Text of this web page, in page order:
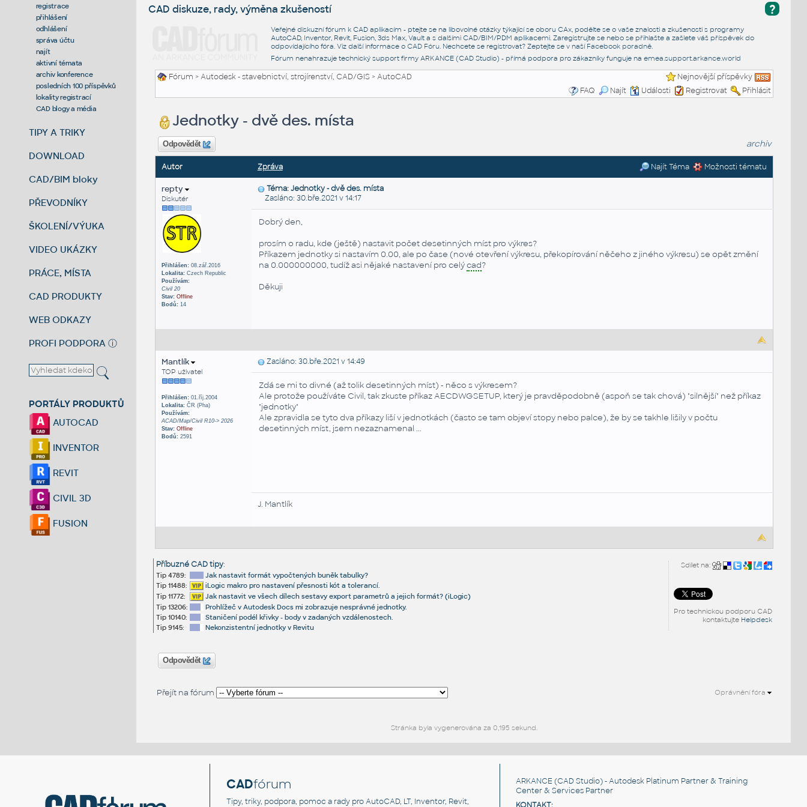
registrace
přihlášení
odhlášení
správa účtu
najít
aktivní témata
archiv konference
posledních 100 příspěvků
lokality registrací
CAD blogy a média
TIPY A TRIKY
DOWNLOAD
CAD/BIM bloky
PŘEVODNÍKY
ŠKOLENÍ/VÝUKA
VIDEO UKÁZKY
PRÁCE, MÍSTA
CAD PRODUKTY
WEB ODKAZY
PROFI PODPORA ⓘ
PORTÁLY PRODUKTŮ
AUTOCAD
INVENTOR
REVIT
CIVIL 3D
FUSION
?
CAD diskuze, rady, výměna zkušeností
Veřejné diskuzní fórum k CAD aplikacím - ptejte se na libovolné otázky týkající se oboru CAx, podělte se o vaše znalosti a zkušenosti s programy
AutoCAD, Inventor, Revit, Fusion, 3ds Max, Vault a s dalšími CAD/BIM/PDM aplikacemi. Zaregistrujte se nebo se přihlašte a zašlete váš příspěvek do
odpovídajícího fóra. Viz další informace o CAD Fóru. Nechcete se registrovat? Zeptejte se v naší Facebook poradně.
Fórum nenahrazuje technický support firmy ARKANCE (CAD Studio) - přímá podpora pro zákazníky funguje na emea.support.arkance.world
Fórum >Autodesk - stavebnictví, strojírenství, CAD/GIS>AutoCAD
Nejnovější příspěvky
FAQ
Najít Události Registrovat Přihlásit
Jednotky - dvě des. místa
Odpovědět archiv
Autor Zpráva Najít Téma Možnosti tématu
repty
Diskutér
Přihlášen:08.zář.2016
Lokalita:Czech Republic
Používám:
Civil 20
Stav: Offline
Bodů:14
Téma: Jednotky - dvě des. místa
Zasláno: 30.bře.2021 v 14:17
Dobrý den,
prosím o radu, kde (ještě) nastavit počet desetinných míst pro výkres?
Příkazem jednotky si nastavím 0.00, ale po čase (nové otevření výkresu, překopírování něčeho z jiného výkresu) se opět změní
na 0.000000000, tudíž asi nějaké nastavení pro celýcad?
Děkuji
Mantlík
TOP uživatel
Přihlášen:01.říj.2004
Lokalita:ČR (Pha)
Používám:
ACAD/Map/Civil R10-> 2026
Stav: Offline
Bodů:2591
Zasláno: 30.bře.2021 v 14:49
Zdá se mi to divné (až tolik desetinných míst) - něco s výkresem?
Ale protože používáte Civil, tak zkuste příkaz AECDWGSETUP, který je pravděpodobně (aspoň se tak chová) "silnější" než příkaz
"jednotky"
Ale zpravidla se tyto dva příkazy liší v jednotkách (často se tam objeví stopy nebo palce), že by se takhle lišily v počtu
desetinných míst, jsem nezaznamenal ...
J. Mantlík
Sdílet na:
Pro technickou podporu CAD
kontaktujte Helpdesk
Příbuzné CAD tipy:
Tip 4789:
Jak nastavit formát vypočtených buněk tabulky?
Tip 11488:
iLogic makro pro nastavení přesnosti kót a tolerancí.
Tip 11772:
Jak nastavit ve všech dílech sestavy export parametrů a jejich formát? (iLogic)
Tip 13206:
Prohlížeč v Autodesk Docs mi zobrazuje nesprávné jednotky.
Tip 10140:
Staničení podél křivky - body v zadaných vzdálenostech.
Tip 9145:
Nekonzistentní jednotky v Revitu
Odpovědět
Přejít na fórum Oprávnění fóra
Stránka byla vygenerována za 0,195 sekund.
CADfórum
Tipy, triky, podpora, pomoc a rady pro AutoCAD, LT, Inventor, Revit,
ARKANCE (CAD Studio) - Autodesk Platinum Partner & Training
Center & Services Partner